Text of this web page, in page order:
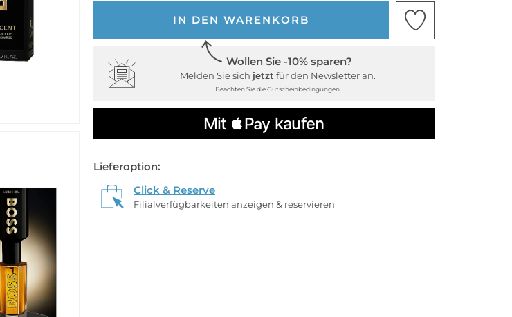
IN DEN WARENKORB
Wollen Sie -10% sparen?
Melden Sie sich jetzt für den Newsletter an.
Beachten Sie die Gutscheinbedingungen.
Lieferoption:
Click & Reserve
Filialverfügbarkeiten anzeigen & reservieren